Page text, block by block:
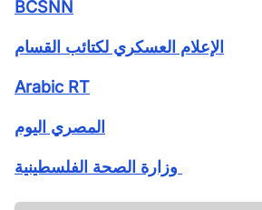
BCSNN
الإعلام العسكري لكتائب القسام
Arabic RT
المصري اليوم